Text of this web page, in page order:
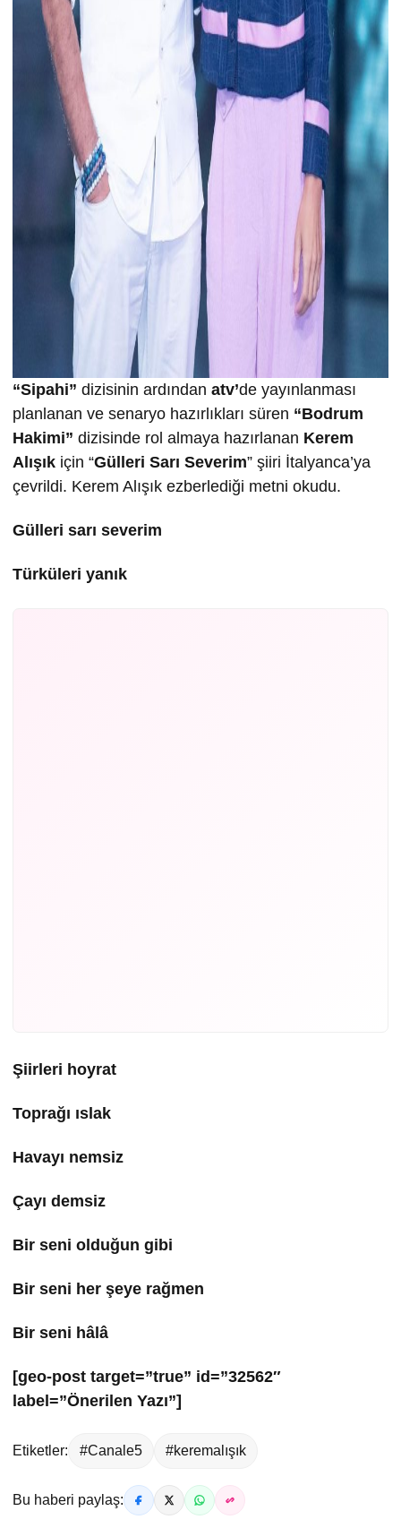
“Sipahi” dizisinin ardından atv’de yayınlanması
planlanan ve senaryo hazırlıkları süren “Bodrum
Hakimi” dizisinde rol almaya hazırlanan Kerem
Alışık için “Gülleri Sarı Severim” şiiri İtalyanca’ya
çevrildi. Kerem Alışık ezberlediği metni okudu.
Gülleri sarı severim
Türküleri yanık
Şiirleri hoyrat
Toprağı ıslak
Havayı nemsiz
Çayı demsiz
Bir seni olduğun gibi
Bir seni her şeye rağmen
Bir seni hâlâ
[geo-post target=”true” id=”32562″
label=”Önerilen Yazı”]
Etiketler: #Canale5 #keremalışık
Bu haberi paylaş: